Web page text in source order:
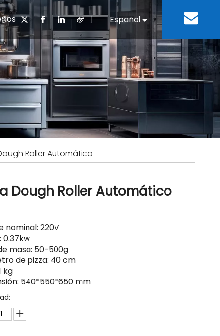
chino Equipos de refrigeración
Equipo para lavar platos
Negocios e Industria Residencias de
Descargar
del desarrollo
丨 Español
English
Roller Automático
Dough Roller Automático
nominal: 220V
0.37kw
masa: 50-500g
de pizza: 40 cm
kg
540*550*650 mm